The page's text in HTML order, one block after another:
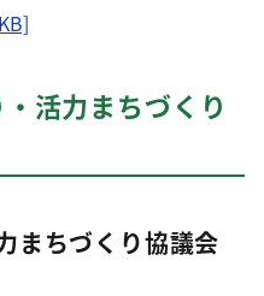
活力まちづくり
まちづくり協議会